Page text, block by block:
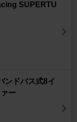
SUPERTU
ドバス式8イ
ー